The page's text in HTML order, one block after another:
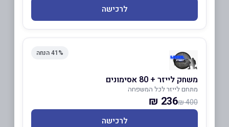
לרכישה
41% הנחה
משחק לייזר + 80 אסימונים
מתחם לייזר לכל המשפחה
400 ₪
236 ₪
לרכישה